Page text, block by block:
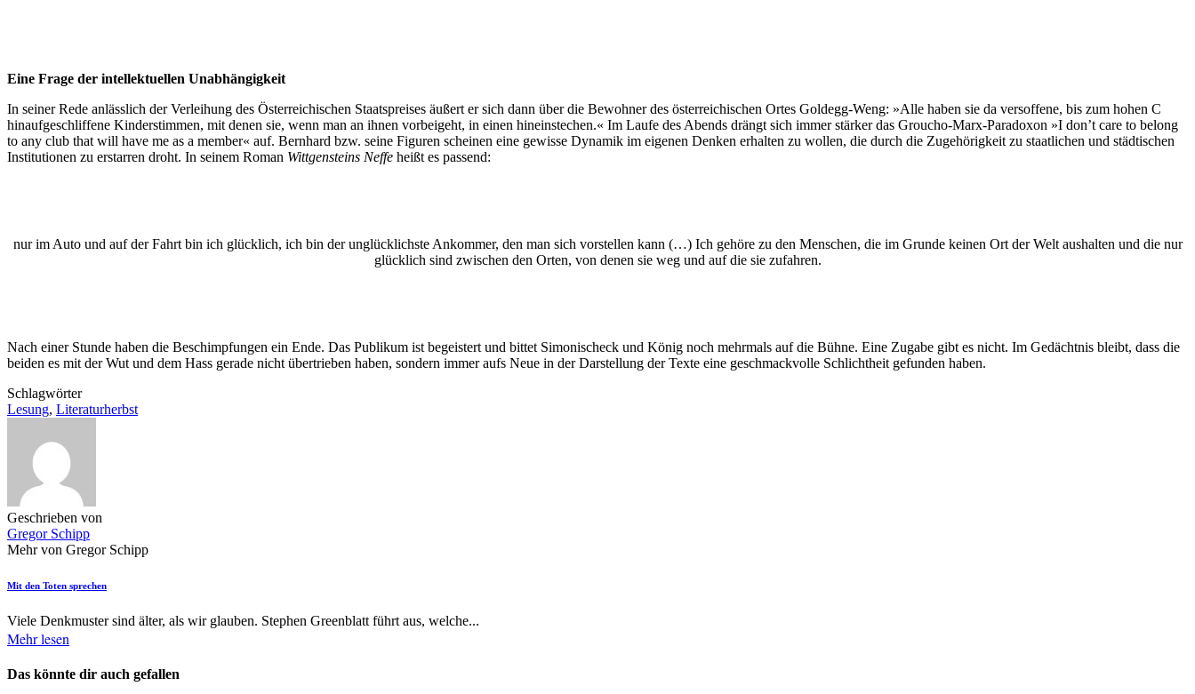
Eine Frage der intellektuellen Unabhängigkeit
In seiner Rede anlässlich der Verleihung des Österreichischen Staatspreises äußert er sich dann über die Bewohner des österreichischen Ortes Goldegg-Weng: »Alle haben sie da versoffene, bis zum hohen C
hinaufgeschliffene Kinderstimmen, mit denen sie, wenn man an ihnen vorbeigeht, in einen hineinstechen.« Im Laufe des Abends drängt sich immer stärker das Groucho-Marx-Paradoxon »I don’t care to belong
to any club that will have me as a member« auf. Bernhard bzw. seine Figuren scheinen eine gewisse Dynamik im eigenen Denken erhalten zu wollen, die durch die Zugehörigkeit zu staatlichen und städtischen
Institutionen zu erstarren droht. In seinem Roman Wittgensteins Neffe heißt es passend:
nur im Auto und auf der Fahrt bin ich glücklich, ich bin der unglücklichste Ankommer, den man sich vorstellen kann (…) Ich gehöre zu den Menschen, die im Grunde keinen Ort der Welt aushalten und die nur
glücklich sind zwischen den Orten, von denen sie weg und auf die sie zufahren.
Nach einer Stunde haben die Beschimpfungen ein Ende. Das Publikum ist begeistert und bittet Simonischeck und König noch mehrmals auf die Bühne. Eine Zugabe gibt es nicht. Im Gedächtnis bleibt, dass die
beiden es mit der Wut und dem Hass gerade nicht übertrieben haben, sondern immer aufs Neue in der Darstellung der Texte eine geschmackvolle Schlichtheit gefunden haben.
Schlagwörter
Lesung, Literaturherbst
Geschrieben von
Gregor Schipp
Mehr von Gregor Schipp
Mit den Toten sprechen
Viele Denkmuster sind älter, als wir glauben. Stephen Greenblatt führt aus, welche...
Mehr lesen
Das könnte dir auch gefallen